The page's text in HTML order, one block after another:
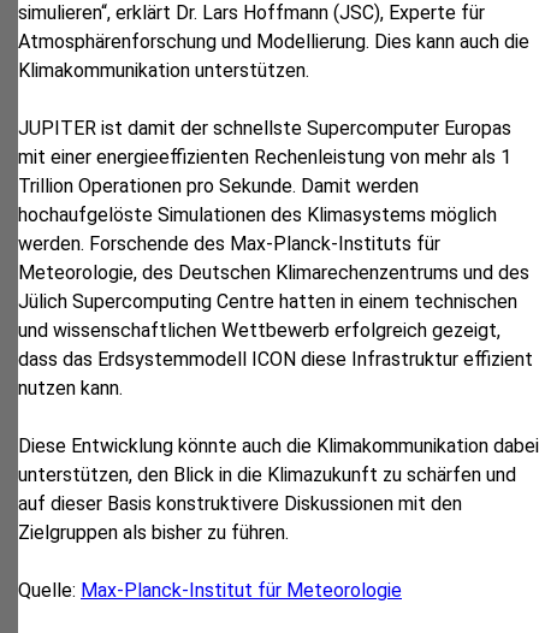
simulieren“, erklärt Dr. Lars Hoffmann (JSC), Experte für
Atmosphärenforschung und Modellierung. Dies kann auch die
Klimakommunikation unterstützen.
JUPITER ist damit der schnellste Supercomputer Europas
mit einer energieeffizienten Rechenleistung von mehr als 1
Trillion Operationen pro Sekunde. Damit werden
hochaufgelöste Simulationen des Klimasystems möglich
werden. Forschende des Max-Planck-Instituts für
Meteorologie, des Deutschen Klimarechenzentrums und des
Jülich Supercomputing Centre hatten in einem technischen
und wissenschaftlichen Wettbewerb erfolgreich gezeigt,
dass das Erdsystemmodell ICON diese Infrastruktur effizient
nutzen kann.
Diese Entwicklung könnte auch die Klimakommunikation dabei
unterstützen, den Blick in die Klimazukunft zu schärfen und
auf dieser Basis konstruktivere Diskussionen mit den
Zielgruppen als bisher zu führen.
Quelle: Max-Planck-Institut für Meteorologie